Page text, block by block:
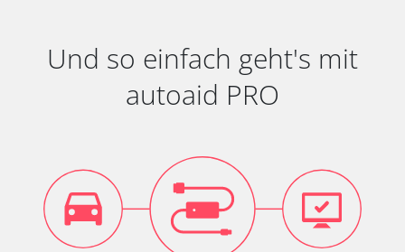
Und so einfach geht's mit
autoaid PRO